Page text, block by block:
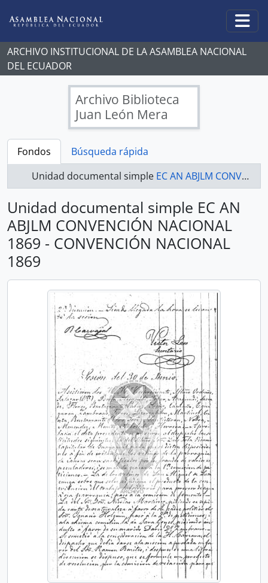
ARCHIVO INSTITUCIONAL DE LA ASAMBLEA NACIONAL
DEL ECUADOR
Archivo Biblioteca
Juan León Mera
Fondos
Búsqueda rápida
Unidad documental simple EC AN ABJLM CONVENCIÓN NACIONAL 1869 - CONVENCIÓN NACIONAL 1869
Unidad documental simple EC AN
ABJLM CONVENCIÓN NACIONAL
1869 - CONVENCIÓN NACIONAL
1869